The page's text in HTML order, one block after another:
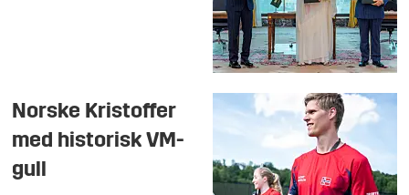
Norske Kristoffer
med historisk VM-
gull